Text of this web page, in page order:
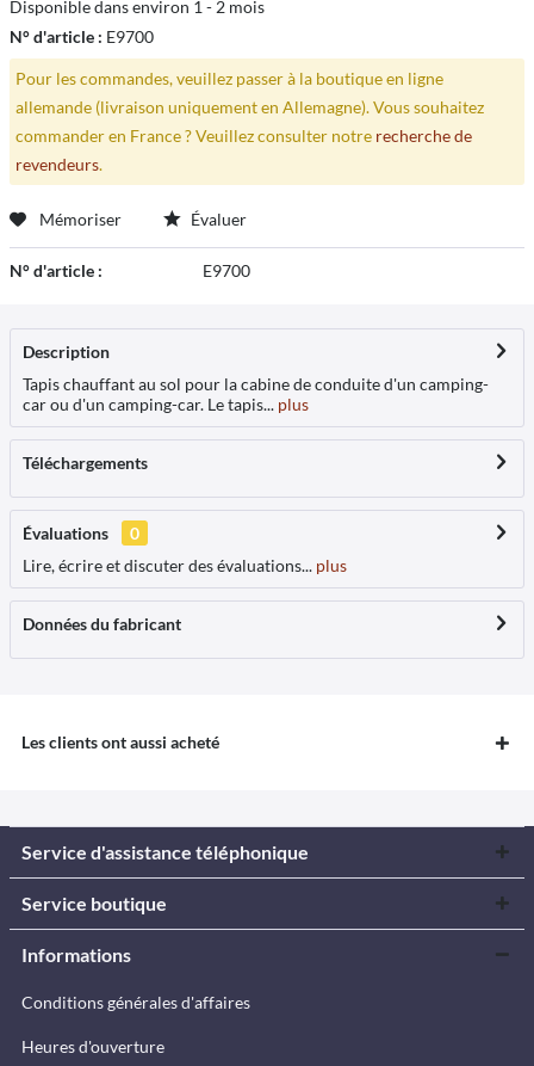
Disponible dans environ 1 - 2 mois
N° d'article : E9700
Pour les commandes, veuillez passer à la boutique en ligne
allemande (livraison uniquement en Allemagne). Vous souhaitez
commander en France ? Veuillez consulter notre recherche de
revendeurs.
Mémoriser Évaluer
N° d'article : E9700
Description
Tapis chauffant au sol pour la cabine de conduite d'un camping-
car ou d'un camping-car. Le tapis... plus
Téléchargements
Évaluations
0
Lire, écrire et discuter des évaluations... plus
Données du fabricant
Les clients ont aussi acheté
Service d'assistance téléphonique
Service boutique
Informations
Conditions générales d'affaires
Heures d'ouverture